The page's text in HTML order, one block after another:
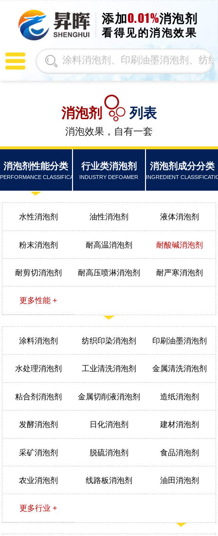
添加0.01%消泡剂
看得见的消泡效果
消泡剂 列表
消泡效果，自有一套
消泡剂性能分类
PERFORMANCE CLASSIFICATION
水性消泡剂 油性消泡剂 液体消泡剂
粉末消泡剂 耐高温消泡剂 耐酸碱消泡剂
耐剪切消泡剂 耐高压喷淋消泡剂 耐严寒消泡剂
更多性能 +
行业类消泡剂
INDUSTRY DEFOAMER
涂料消泡剂 纺织印染消泡剂 印刷油墨消泡剂
水处理消泡剂 工业清洗消泡剂 金属清洗消泡剂
粘合剂消泡剂 金属切削液消泡剂 造纸消泡剂
发酵消泡剂 日化消泡剂 建材消泡剂
采矿消泡剂 脱硫消泡剂 食品消泡剂
农业消泡剂 线路板消泡剂 油田消泡剂
更多行业 +
消泡剂成分分类
INGREDIENT